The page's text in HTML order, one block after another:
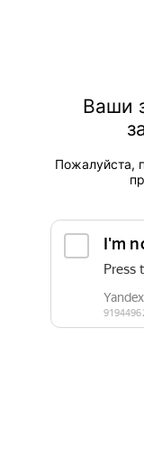
Ваши
Пожалуйста,